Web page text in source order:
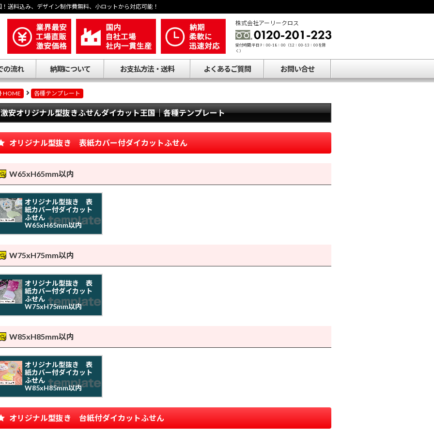
送料込み、デザイン制作費無料、小ロットから対応可能！
株式会社アーリークロス
受付時間:平日9：00-18：00（12：00-13：00を除
く）
の流れ 納期について お支払方法・送料 よくあるご質問 お問い合せ
HOME 各種テンプレート
激安オリジナル型抜きふせんダイカット王国｜各種テンプレート
オリジナル型抜き 表紙カバー付ダイカットふせん
W65xH65mm以内
オリジナル型抜き 表
紙カバー付ダイカット
ふせん
W65xH65mm以内
W75xH75mm以内
オリジナル型抜き 表
紙カバー付ダイカット
ふせん
W75xH75mm以内
W85xH85mm以内
オリジナル型抜き 表
紙カバー付ダイカット
ふせん
W85xH85mm以内
オリジナル型抜き 台紙付ダイカットふせん